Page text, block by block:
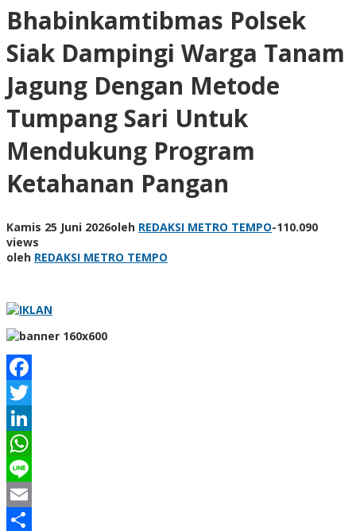
Bhabinkamtibmas Polsek
Siak Dampingi Warga Tanam
Jagung Dengan Metode
Tumpang Sari Untuk
Mendukung Program
Ketahanan Pangan
Kamis 25 Juni 2026oleh REDAKSI METRO TEMPO-110.090
views
oleh REDAKSI METRO TEMPO
Facebook
Twitter
LinkedIn
WhatsApp
Line
Email